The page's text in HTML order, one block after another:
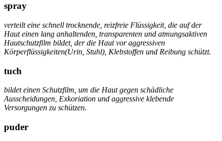
spray
verteilt eine schnell trocknende, reizfreie Flüssigkeit, die auf der
Haut einen lang anhaltenden, transparenten und atmungsaktiven
Hautschutzfilm bildet, der die Haut vor aggressiven
Körperflüssigkeiten(Urin, Stuhl), Klebstoffen und Reibung schützt.
tuch
bildet einen Schutzfilm, um die Haut gegen schädliche
Ausscheidungen, Exkoriation und aggressive klebende
Versorgungen zu schützen.
puder